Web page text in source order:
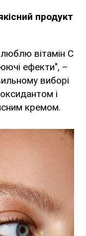
продукт
вітамін С
ефекти", –
виборі
і
кремом.